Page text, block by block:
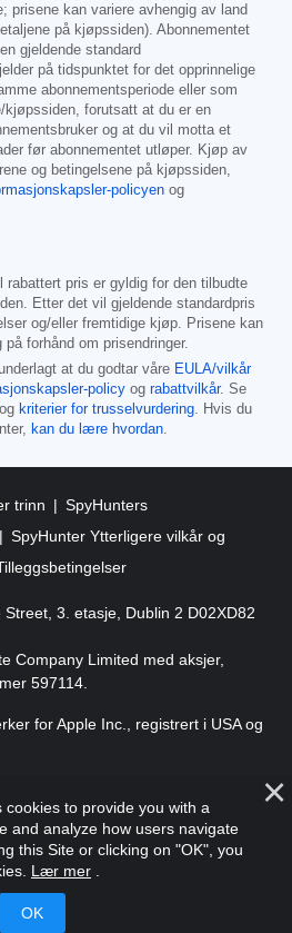
prisene kan variere avhengig av land
på kjøpssiden). Abonnementet
gjeldende standard
på tidspunktet for det opprinnelige
abonnementsperiode eller som
kjøpssiden, forutsatt at du er en
og at du vil motta et
før abonnementet utløper. Kjøp av
og betingelsene på kjøpssiden,
policyen og
pris er gyldig for den tilbudte
Etter det vil gjeldende standardpris
og/eller fremtidige kjøp. Prisene kan
forhånd om prisendringer.
at du godtar våre EULA/vilkår
policy og rabattvilkår. Se
og kriterier for trusselvurdering. Hvis du
kan du lære hvordan.
trinn
SpyHunters
SpyHunter Ytterligere vilkår og
3. etasje, Dublin 2 D02XD82
Company Limited med aksjer,
597114.
for Apple Inc., registrert i USA og
to provide you with a
and analyze how users navigate
this Site or clicking on "OK", you
Lær mer